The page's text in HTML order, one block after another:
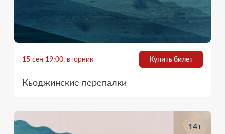
15 сен 19:00, вторник Купить билет
Кьоджинские перепалки
14+